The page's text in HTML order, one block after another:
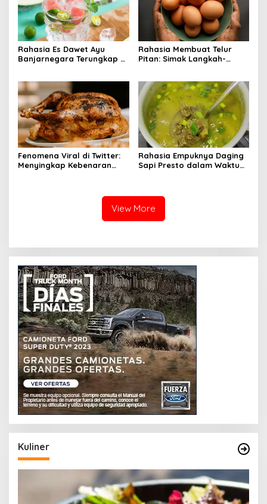
Rahasia Es Dawet Ayu
Banjarnegara Terungkap di
Rahasia Membuat Telur
Pitan: Simak Langkah-
Fenomena Viral di Twitter:
Menyingkap Kebenaran
Rahasia Empuknya Daging
Sapi Presto dalam Waktu
View More
Kuliner